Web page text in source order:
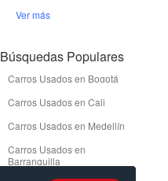
Ver más
Búsquedas Populares
Carros Usados en Bogotá
Carros Usados en Cali
Carros Usados en Medellín
Carros Usados en
Barranquilla